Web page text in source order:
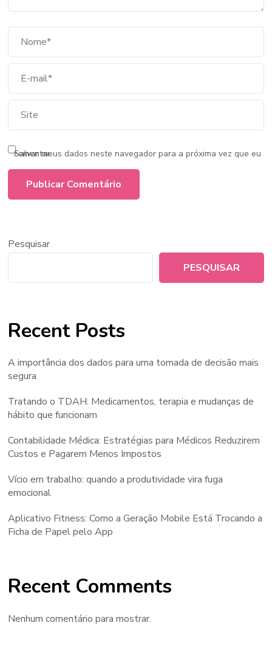
Salvar meus dados neste navegador para a próxima vez que eu comentar.
Pesquisar
PESQUISAR
Recent Posts
A importância dos dados para uma tomada de decisão mais
segura
Tratando o TDAH: Medicamentos, terapia e mudanças de
hábito que funcionam
Contabilidade Médica: Estratégias para Médicos Reduzirem
Custos e Pagarem Menos Impostos
Vício em trabalho: quando a produtividade vira fuga
emocional
Aplicativo Fitness: Como a Geração Mobile Está Trocando a
Ficha de Papel pelo App
Recent Comments
Nenhum comentário para mostrar.